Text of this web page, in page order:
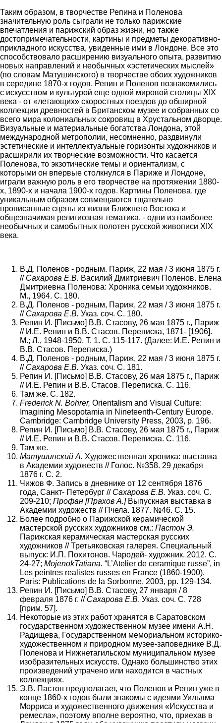
Таким образом, в творчестве Репина и Поленова
значительную роль сыграли не только парижские
впечатления и парижский образ жизни, но также
достопримечательности, картины и предметы декоративно-
прикладного искусства, увиденные ими в Лондоне. Все это
способствовало расширению визуального опыта, развитию
новых направлений и необычных «эстетических мыслей»
(по словам Матушинского) в творчестве обоих художников
в середине 1870-х годов. Репин и Поленов познакомились
с искусством и культурой еще одной мировой столицы XIX
века - от «летающих» скоростных поездов до обширной
коллекции древностей в Британском музее и собранных со
всего мира колониальных сокровищ в Хрустальном дворце.
Визуальные и материальные богатства Лондона, этой
международной метрополии, несомненно, раздвинули
эстетические и интеллектуальные горизонты художников и
расширили их творческие возможности. Что касается
Поленова, то экзотические темы и ориентализм, с
которыми он впервые столкнулся в Париже и Лондоне,
играли важную роль в его творчестве на протяжении 1880-
х, 1890-х и начала 1900-х годов. Картины Поленова, где
уникальным образом совмещаются тщательно
прописанные сцены из жизни Ближнего Востока и
общезначимая религиозная тематика, - одни из наиболее
необычных и самобытных полотен русской живописи XIX
века.
В.Д. Поленов - родным. Париж, 22 мая / 3 июня 1875 г.
// Сахарова Е.В. Василий Дмитриевич Поленов. Елена
Дмитриевна Поленова: Хроника семьи художников.
М., 1964. С. 180.
В.Д. Поленов - родным, Париж, 22 мая / 3 июня 1875 г.
// Сахарова Е.В. Указ. соч. С. 180.
Репин И. [Письмо] В.В. Стасову, 26 мая 1875 г., Париж
// И.Е. Репин и В.В. Стасов. Переписка, 1871- [1906].
М.; Л., 1948-1950. Т. 1. С. 115-117. (Далее: И.Е. Репин и
В.В. Стасов. Переписка.)
В.Д. Поленов - родным, Париж, 22 мая / 3 июня 1875 г.
// Сахарова Е.В. Указ. соч. С. 181.
Репин И. [Письмо] В.В. Стасову, 26 мая 1875 г., Париж
// И.Е. Репин и В.В. Стасов. Переписка. С. 116.
Там же. С. 182.
Frederick N. Bohrer, Orientalism and Visual Culture:
Imagining Mesopotamia in Nineteenth-Century Europe.
Cambridge: Cambridge University Press, 2003, p. 196.
Репин И. [Письмо] В.В. Стасову, 26 мая 1875 г., Париж
// И.Е. Репин и В.В. Стасов. Переписка. С. 116.
Там же.
Матушинский А. Художественная хроника: выставка
в Академии художеств // Голос. №358. 29 декабря
1876 г. С. 2.
Чижов Ф. Запись в дневнике от 12 сентября 1876
года, Санкт- Петербург // Сахарова Е.В. Указ. соч. С.
209-210; Профан [Прахов А.]Выпускная выставка в
Академии художеств // Пчела. 1877. №46. С. 15.
Более подробно о Парижской керамической
мастерской русских художников см.: Пастон Э.
Парижская керамическая мастерская русских
художников // Третьяковская галерея. Специальный
выпуск: И.П. Похитонов. Чародей- художник. 2012. С.
24-27; MojenokTatiana. “L’Atelier de ceramique russe”, in
Les peintres realistes russes en France (1860-1900).
Paris: Publications de la Sorbonne, 2003, pp. 129-134.
Репин И. [Письмо] В.В. Стасову, 27 января / 8
февраля 1876 г. // Сахарова Е.В. Указ. соч. С. 728
[прим. 57].
Некоторые из этих работ хранятся в Саратовском
государственном художественном музее имени А.Н.
Радищева, Государственном мемориальном историко-
художественном и природном музее-заповеднике В.Д.
Поленова и Нижнетагильском муниципальном музее
изобразительных искусств. Однако большинство этих
произведений утрачено или находится в частных
коллекциях.
Э.В. Пастон предполагает, что Поленов и Репин уже в
конце 1860-х годов были знакомы с идеями Уильяма
Морриса и художественного движения «Искусства и
ремесла», поэтому вполне вероятно, что, приехав в